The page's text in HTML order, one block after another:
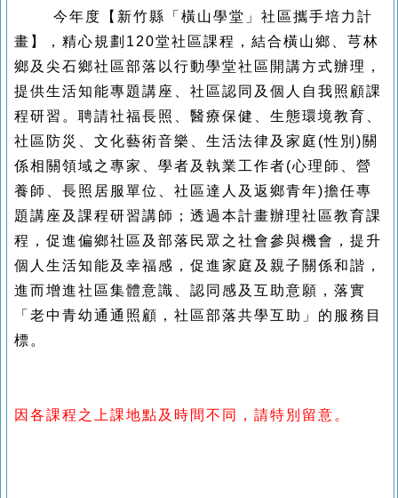
今年度【新竹縣「橫山學堂」社區攜手培力計
畫】，精心規劃120堂社區課程，結合橫山鄉、芎林
鄉及尖石鄉社區部落以行動學堂社區開講方式辦理，
提供生活知能專題講座、社區認同及個人自我照顧課
程研習。聘請社福長照、醫療保健、生態環境教育、
社區防災、文化藝術音樂、生活法律及家庭(性別)關
係相關領域之專家、學者及執業工作者(心理師、營
養師、長照居服單位、社區達人及返鄉青年)擔任專
題講座及課程研習講師；透過本計畫辦理社區教育課
程，促進偏鄉社區及部落民眾之社會參與機會，提升
個人生活知能及幸福感，促進家庭及親子關係和諧，
進而增進社區集體意識、認同感及互助意願，落實
「老中青幼通通照顧，社區部落共學互助」的服務目
標。
因各課程之上課地點及時間不同，請特別留意。